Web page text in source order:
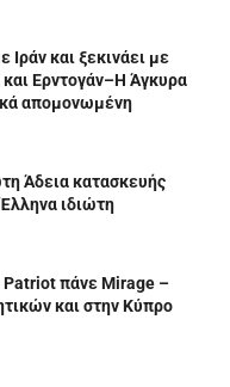
Ιράν και ξεκινάει με
Ερντογάν–Η Άγκυρα
απομονωμένη
Άδεια κατασκευής
ιδιώτη
Patriot πάνε Mirage –
και στην Κύπρο